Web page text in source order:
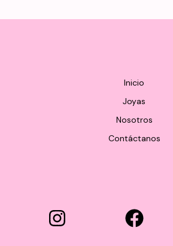
Inicio
Joyas
Nosotros
Contáctanos